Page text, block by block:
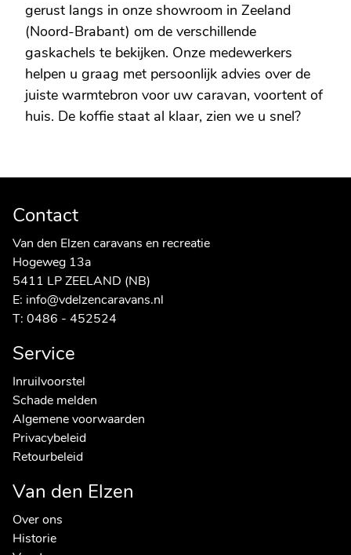
gerust langs in onze showroom in Zeeland
(Noord-Brabant) om de verschillende
gaskachels te bekijken. Onze medewerkers
helpen u graag met persoonlijk advies over de
juiste warmtebron voor uw caravan, voortent of
huis. De koffie staat al klaar, zien we u snel?
Contact
Van den Elzen caravans en recreatie
Hogeweg 13a
5411 LP ZEELAND (NB)
E: info@vdelzencaravans.nl
T: 0486 - 452524
Service
Inruilvoorstel
Schade melden
Algemene voorwaarden
Privacybeleid
Retourbeleid
Van den Elzen
Over ons
Historie